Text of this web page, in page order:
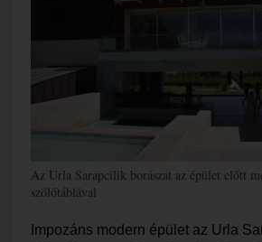
Az Urla Sarapcilik borászat az épület előtt
szőlőtáblával
Impozáns modern épület az Urla